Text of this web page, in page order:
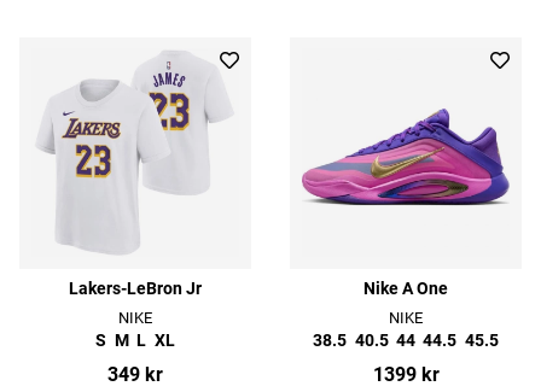
Lakers-LeBron Jr
NIKE
S M L XL
349 kr
Nike A One
NIKE
38.5 40.5 44 44.5 45.5
1399 kr